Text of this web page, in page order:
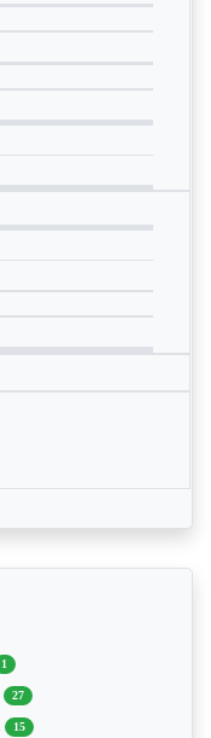
1
27
15